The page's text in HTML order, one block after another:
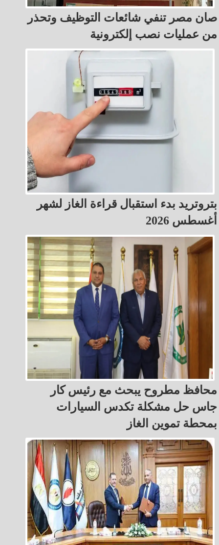
صان مصر تنفي شائعات التوظيف وتحذر
من عمليات نصب إلكترونية
بتروتريد بدء استقبال قراءة الغاز لشهر
أغسطس 2026
محافظ مطروح يبحث مع رئيس كار
جاس حل مشكلة تكدس السيارات
بمحطة تموين الغاز